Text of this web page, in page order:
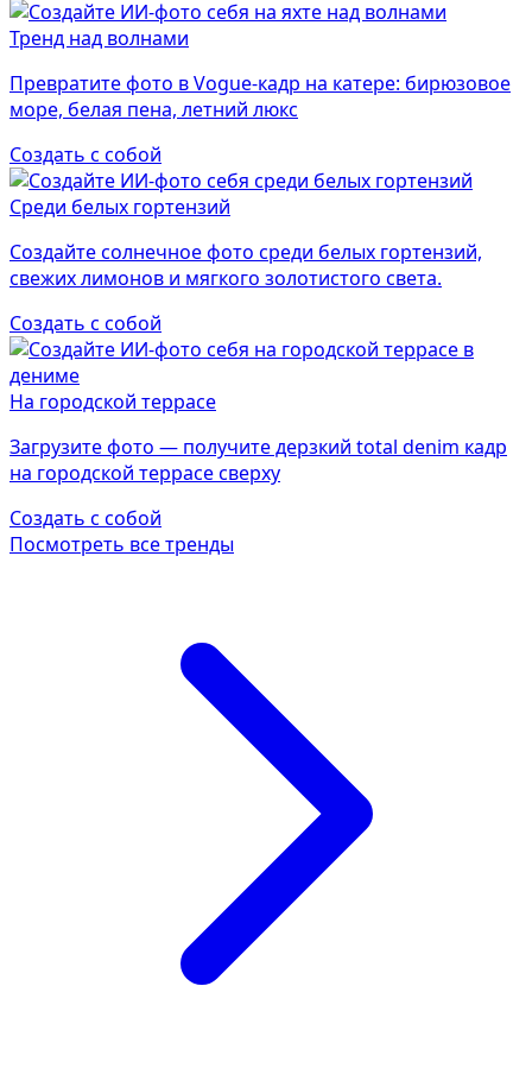
Тренд над волнами
Превратите фото в Vogue-кадр на катере: бирюзовое
море, белая пена, летний люкс
Создать с собой
Среди белых гортензий
Создайте солнечное фото среди белых гортензий,
свежих лимонов и мягкого золотистого света.
Создать с собой
На городской террасе
Загрузите фото — получите дерзкий total denim кадр
на городской террасе сверху
Создать с собой
Посмотреть все тренды